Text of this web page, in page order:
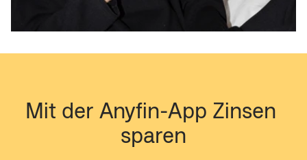
Mit der Anyfin-App Zinsen
sparen